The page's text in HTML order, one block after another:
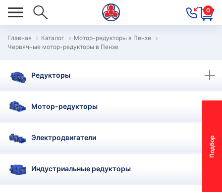
0
П
о
д
б
о
р
м
о
т
о
р
-
р
е
д
у
к
т
о
р
Главная Каталог
Мотор-редукторы в Пензе
Червячные мотор-редукторы в Пензе
Редукторы
Мотор-редукторы
Электродвигатели
Индустриальные редукторы